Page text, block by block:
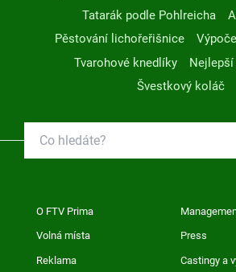
Tatarák podle Pohlreicha
Pěstování lichořeřišnice
Tvarohové knedlíky
Švestkový koláč
O FTV Prima
Volná místa Press
Reklama Castingy a